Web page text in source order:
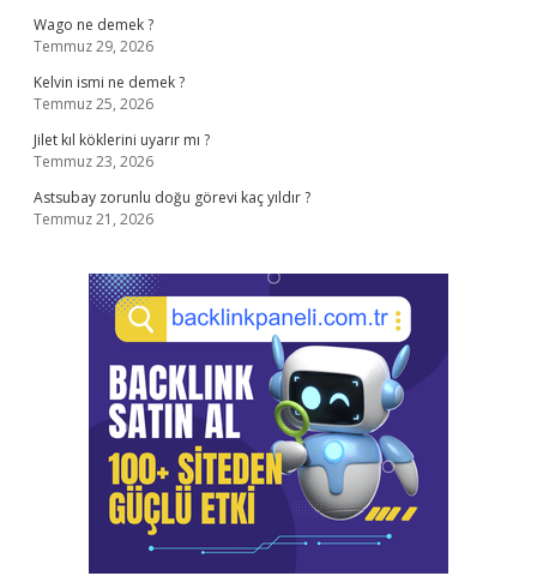
Wago ne demek ?
Temmuz 29, 2026
Kelvin ismi ne demek ?
Temmuz 25, 2026
Jilet kıl köklerini uyarır mı ?
Temmuz 23, 2026
Astsubay zorunlu doğu görevi kaç yıldır ?
Temmuz 21, 2026